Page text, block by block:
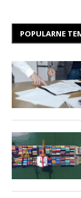
POPULARNE